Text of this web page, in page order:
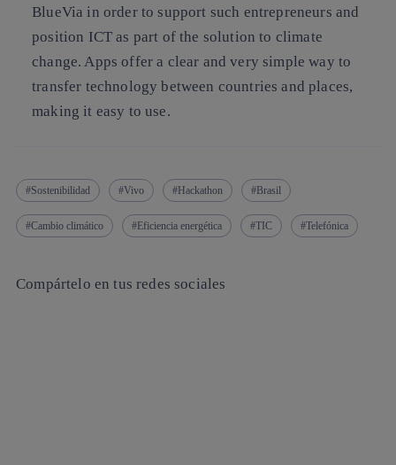
BlueVia in order to support such entrepreneurs and
position ICT as part of the solution to climate
change. Apps offer a clear and very simple way to
transfer technology between countries and places,
making it easy to use.
Sostenibilidad Vivo Hackathon Brasil
Cambio climático Eficiencia energética TIC Telefónica
Compártelo en tus redes sociales